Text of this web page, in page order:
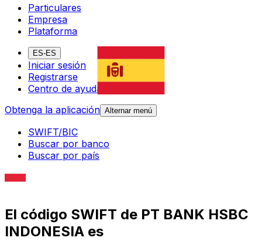
Particulares
Empresa
Plataforma
ES-ES
Iniciar sesión
Registrarse
Centro de ayuda
Obtenga la aplicación Alternar menú
SWIFT/BIC
Buscar por banco
Buscar por país
El código SWIFT de PT BANK HSBC
INDONESIA es